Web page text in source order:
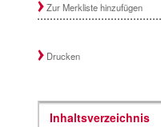
Zur Merkliste hinzufügen
Drucken
Inhaltsverzeichnis